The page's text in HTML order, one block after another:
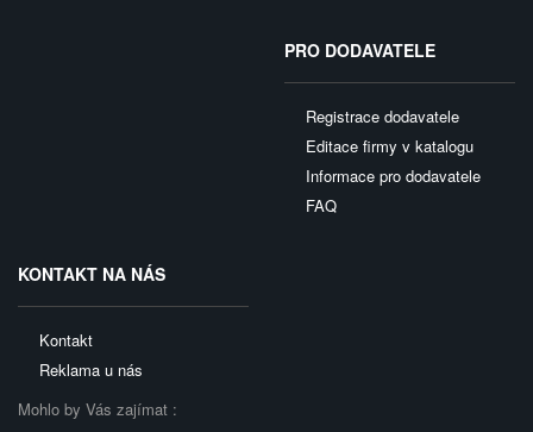
PRO DODAVATELE
Registrace dodavatele
Editace firmy v katalogu
Informace pro dodavatele
FAQ
KONTAKT NA NÁS
Kontakt
Reklama u nás
Mohlo by Vás zajímat :